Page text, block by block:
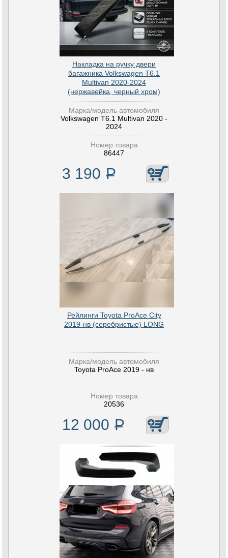
Накладка на ручку двери
багажника Volkswagen T6.1
Multivan 2020-2024
(нержавейка, черный хром)
Марка/модель автомобиля
Volkswagen T6.1 Multivan 2020 -
2024
Номер товара
86447
3 190 Р
Рейлинги Toyota ProAce City
2019-нв (серебристые) LONG
Марка/модель автомобиля
Toyota ProAce 2019 - нв
Номер товара
20536
12 000 Р